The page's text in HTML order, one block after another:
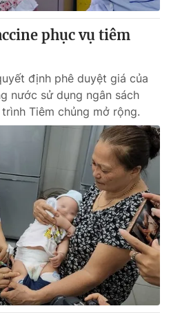
phục vụ tiêm
định phê duyệt giá của
nước sử dụng ngân sách
Tiêm chủng mở rộng.